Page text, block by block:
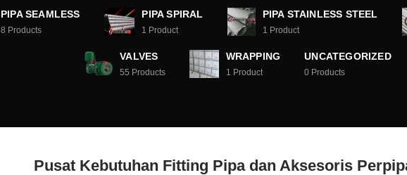
PIPA SEAMLESS
8 Products
PIPA SPIRAL
1 Product
PIPA STAINLESS STEEL
1 Product
VALVES
55 Products
WRAPPING
1 Product
UNCATEGORIZED
0 Products
Pusat Kebutuhan Fitting Pipa dan Aksesoris